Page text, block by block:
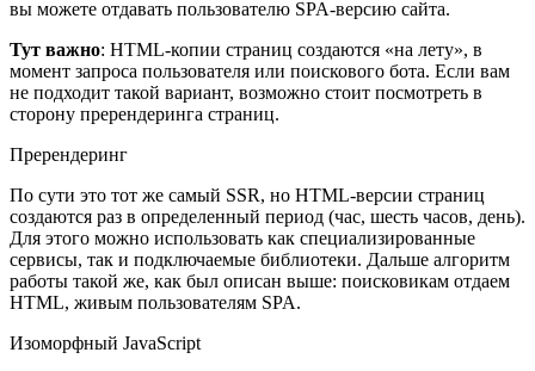
вы можете отдавать пользователю SPA-версию сайта.
Тут важно: HTML-копии страниц создаются «на лету», в
момент запроса пользователя или поискового бота. Если вам
не подходит такой вариант, возможно стоит посмотреть в
сторону пререндеринга страниц.
Пререндеринг
По сути это тот же самый SSR, но HTML-версии страниц
создаются раз в определенный период (час, шесть часов, день).
Для этого можно использовать как специализированные
сервисы, так и подключаемые библиотеки. Дальше алгоритм
работы такой же, как был описан выше: поисковикам отдаем
HTML, живым пользователям SPA.
Изоморфный JavaScript